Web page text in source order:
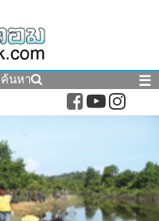
ค้นหา ☰